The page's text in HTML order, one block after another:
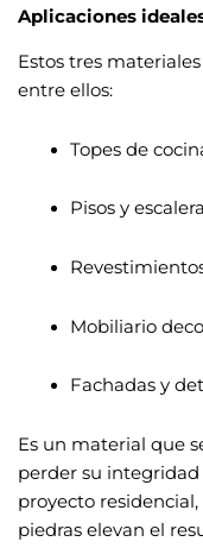
Aplicaciones
Estos tres
entre ellos:
Topes de
Pisos y
Mobiliario
Fachadas y
Es un material que
perder su integridad
proyecto
piedras elevan el